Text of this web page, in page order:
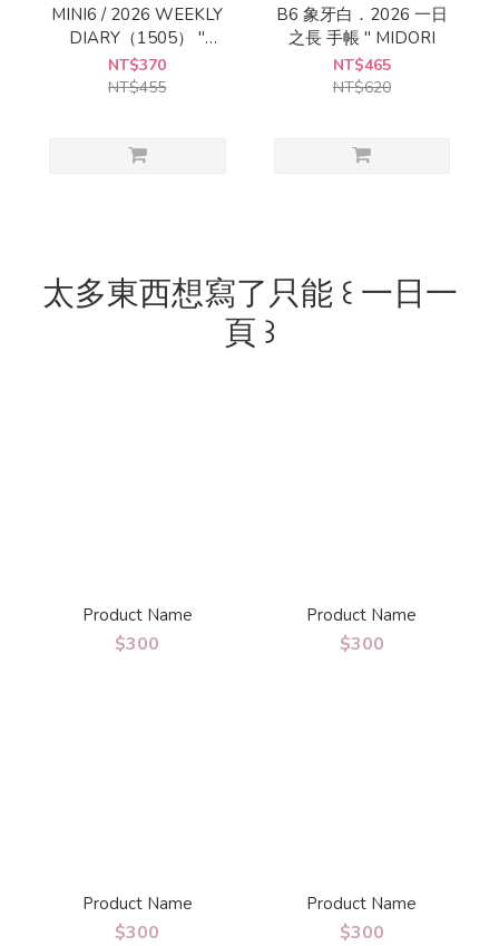
MINI6 / 2026 WEEKLY
DIARY（1505） "
ASHFORD
NT$370
NT$455
B6 象牙白．2026 一日
之長 手帳 " MIDORI
NT$465
NT$620
太多東西想寫了只能 ꒰ 一日一
頁 ꒱
Product Name
$300
Product Name
$300
Product Name
$300
Product Name
$300